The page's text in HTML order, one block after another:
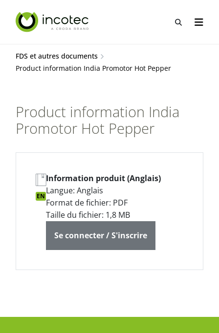
contenu
menu
FDS et autres documents
Product information India Promotor Hot Pepper
Product information India
Promotor Hot Pepper
EN
Information produit (Anglais)
Langue: Anglais
Format de fichier: PDF
Taille du fichier: 1,8 MB
Se connecter / S'inscrire